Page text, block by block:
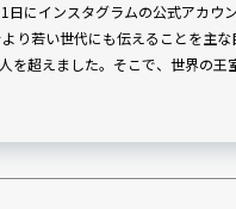
日にインスタグラムの公式アカウ
り若い世代にも伝えることを主
を超えました。そこで、世界の王
の各王室の公式インスタグラムを